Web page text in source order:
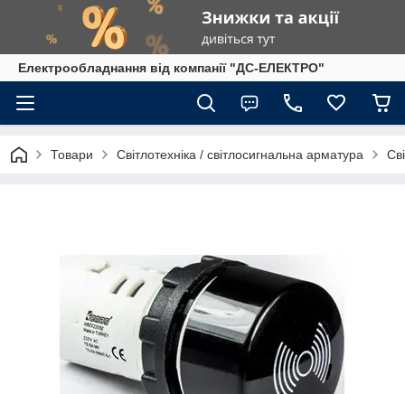
Електрообладнання від компанії "ДС-ЕЛЕКТРО"
Товари Світлотехніка / світлосигнальна арматура